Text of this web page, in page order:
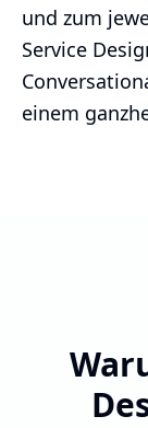
und zum
Service
einem